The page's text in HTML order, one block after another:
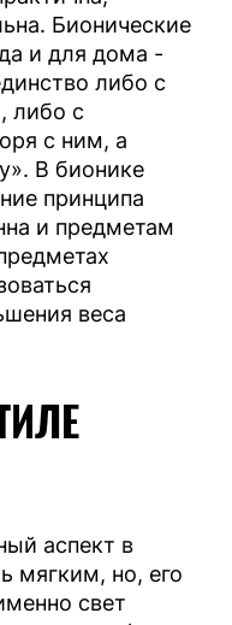
Бионические
и для дома -
либо с
либо с
с ним, а
В бионике
принципа
и предметам
веса
аспект в
мягким, но, его
свет